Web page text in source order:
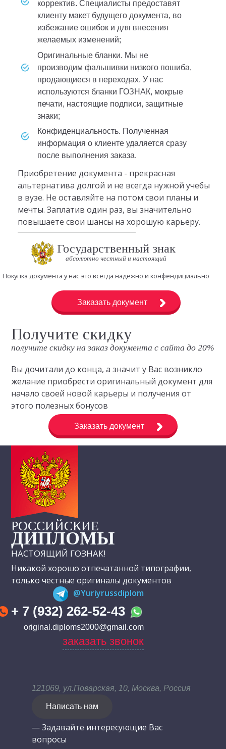
корректив. Специалисты предоставят
клиенту макет будущего документа, во
избежание ошибок и для внесения
желаемых изменений;
оригинальные бланки. Мы не
производим фальшивки низкого пошиба,
продающиеся в переходах. У нас
используются бланки ГОЗНАК, мокрые
печати, настоящие подписи, защитные
знаки;
конфиденциальность. Полученная
информация о клиенте удаляется сразу
после выполнения заказа.
Приобретение документа - прекрасная
альтернатива долгой и не всегда нужной учебы
в вузе. Не оставляйте на потом свои планы и
мечты. Заплатив один раз, вы значительно
повышаете свои шансы на хорошую карьеру.
Государственный знак
абсолютно честный и настоящий
Покупка документа у нас это всегда надежно и конфендициально
Заказать документ
Получите скидку
получите скидку на заказ документа с сайта до 20%
Вы дочитали до конца, а значит у Вас возникло
желание приобрести оригинальный документ для
начало своей новой карьеры и получения от
этого полезных бонусов
Заказать документ
РОССИЙСКИЕ
ДИПЛОМЫ
НАСТОЯЩИЙ ГОЗНАК!
Никакой хорошо отпечатанной типографии,
только честные оригиналы документов
@Yuriyrussdiplom
+ 7 (932) 262-52-43
original.diploms2000@gmail.com
заказать звонок
121069, ул.Поварская, 10, Москва, Россия
Написать нам
— Задавайте интересующие Вас
вопросы